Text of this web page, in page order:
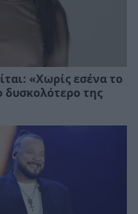
«Χωρίς εσένα το
δυσκολότερο της